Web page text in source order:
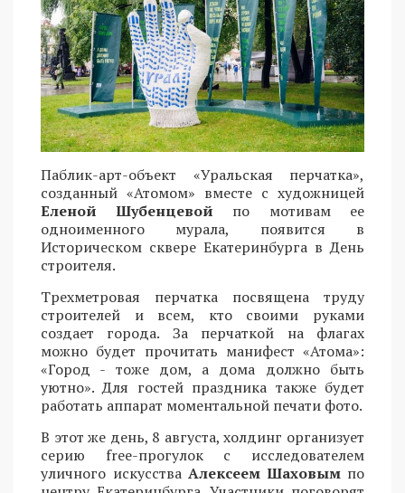
Паблик-арт-объект «Уральская перчатка»,
созданный «Атомом» вместе с художницей
Еленой Шубенцевой по мотивам ее
одноименного мурала, появится в
Историческом сквере Екатеринбурга в День
строителя.
Трехметровая перчатка посвящена труду
строителей и всем, кто своими руками
создает города. За перчаткой на флагах
можно будет прочитать манифест «Атома»:
«Город - тоже дом, а дома должно быть
уютно». Для гостей праздника также будет
работать аппарат моментальной печати фото.
В этот же день, 8 августа, холдинг организует
серию free-прогулок с исследователем
уличного искусства Алексеем Шаховым по